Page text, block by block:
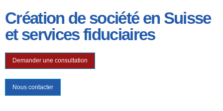
Création de société en Suisse
et services fiduciaires
Demander une consultation
Nous contacter